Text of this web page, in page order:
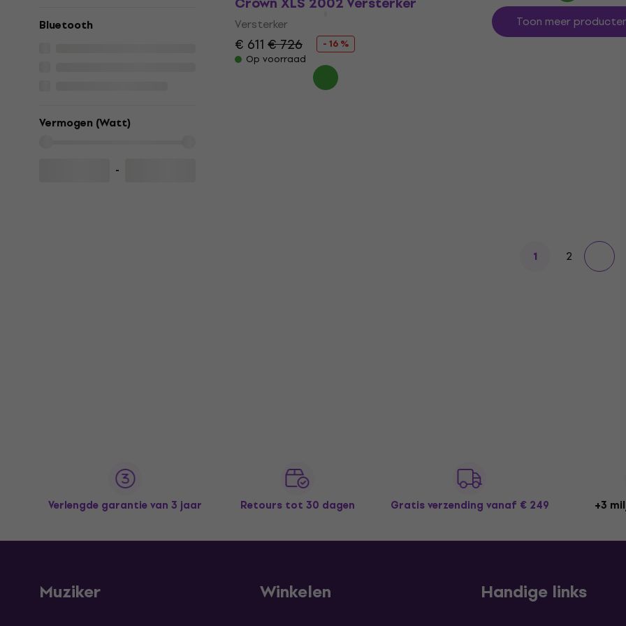
Bluetooth
Vermogen (Watt)
-
Versterker
€ 611 € 726
- 16 %
Op voorraad
Toon meer
1 2
Verlengde garantie van 3 jaar Retours tot 30 dagen Gratis verzending vanaf € 249 +3
Muziker Winkelen Handige links